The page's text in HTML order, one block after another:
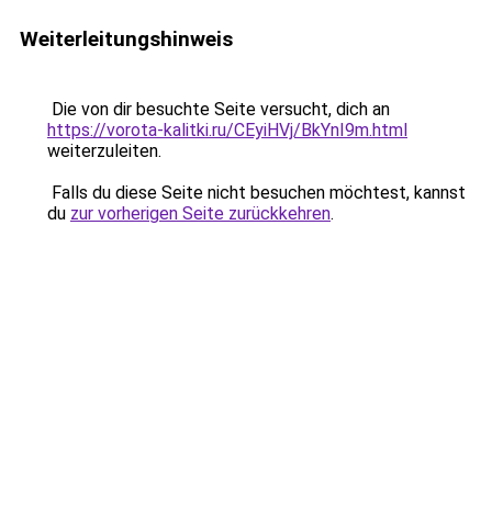
Weiterleitungshinweis
Die von dir besuchte Seite versucht, dich an
https://vorota-kalitki.ru/CEyiHVj/BkYnI9m.html
weiterzuleiten.
Falls du diese Seite nicht besuchen möchtest, kannst
du zur vorherigen Seite zurückkehren.